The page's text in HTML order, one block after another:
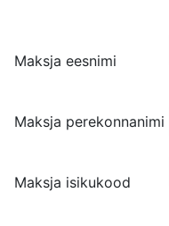
Maksja eesnimi
Maksja perekonnanimi
Maksja isikukood